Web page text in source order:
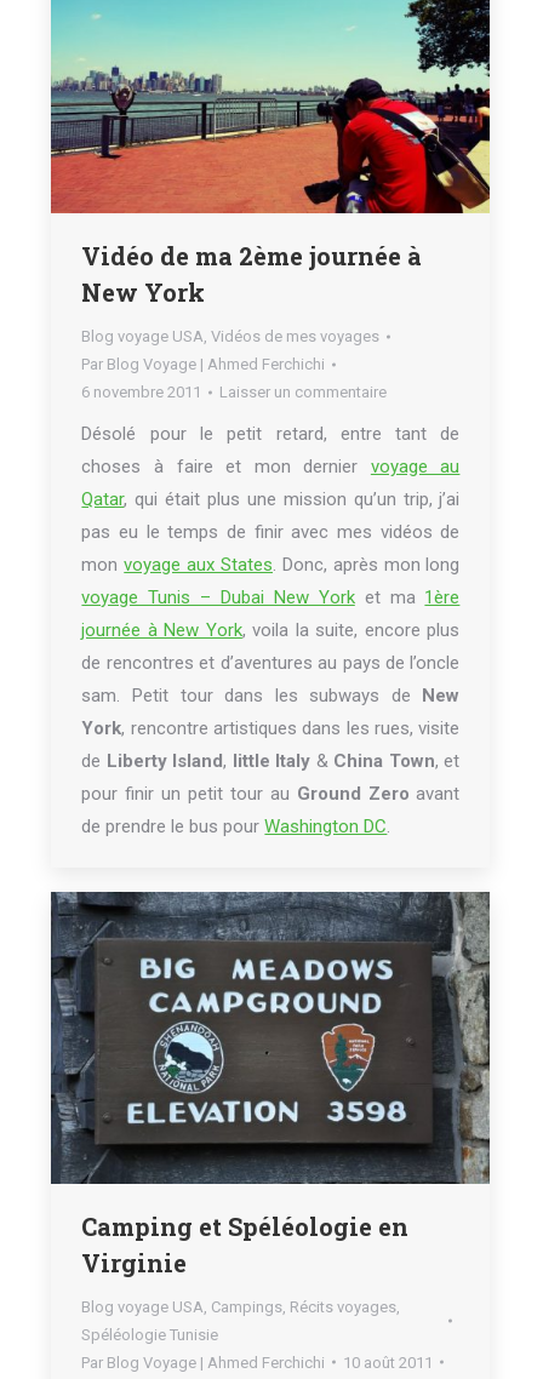
Vidéo de ma 2ème journée à
New York
Blog voyage USA,Vidéos de mes voyages
Par Blog Voyage | Ahmed Ferchichi
6 novembre 2011
Laisser un commentaire
Désolé pour le petit retard, entre tant de
choses à faire et mon dernier voyage au
Qatar, qui était plus une mission qu’un trip, j’ai
pas eu le temps de finir avec mes vidéos de
monvoyage aux States. Donc, après mon long
voyage Tunis – Dubai New Yorket ma 1ère
journée à New York, voila la suite, encore plus
de rencontres et d’aventures au pays de l’oncle
sam. Petit tour dans les subways de New
York, rencontre artistiques dans les rues, visite
de Liberty Island, little Italy & China Town, et
pour finir un petit tour au Ground Zero avant
de prendre le bus pourWashington DC.
Camping et Spéléologie en
Virginie
Blog voyage USA Campings Récits voyages
Spéléologie Tunisie
Par Blog Voyage | Ahmed Ferchichi
10 août 2011